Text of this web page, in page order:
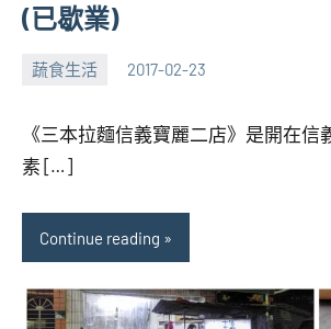
(已歇業)
蔬食生活 2017-02-23
張
芋
No
《三本拉麵信義寶麗二店》是開在信
素 […]
Continue reading